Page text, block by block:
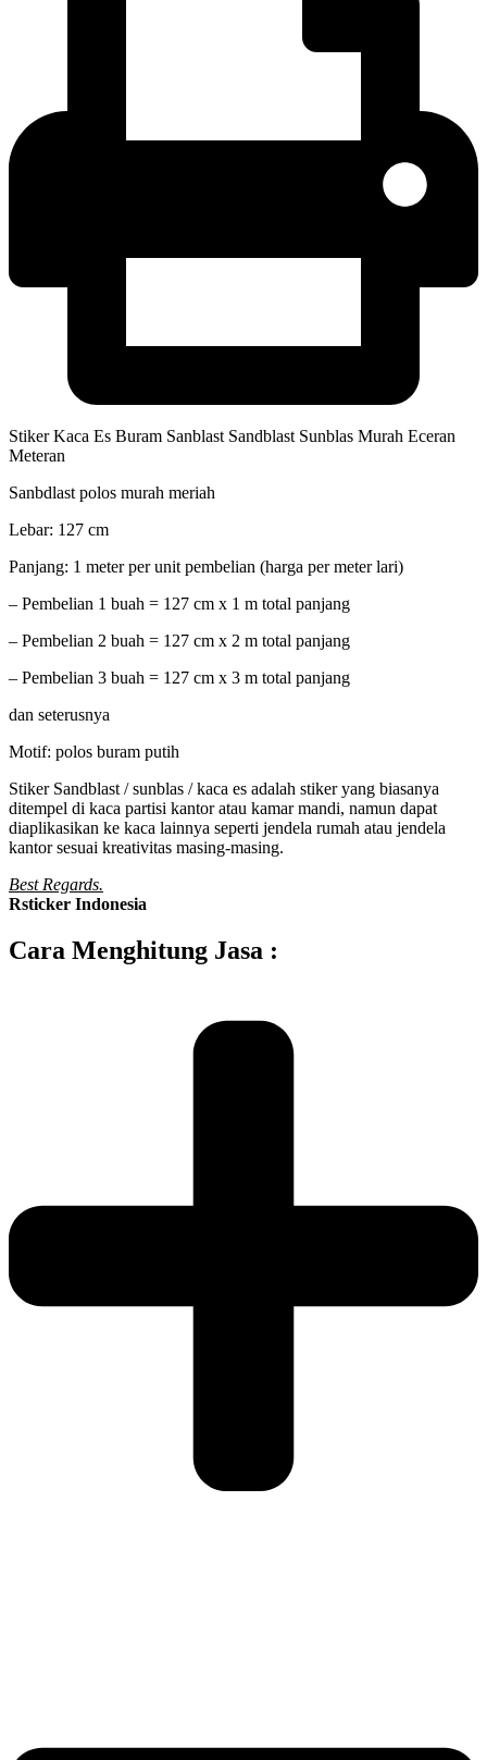
Stiker Kaca Es Buram Sanblast Sandblast Sunblas Murah Eceran
Meteran
Sanbdlast polos murah meriah
Lebar: 127 cm
Panjang: 1 meter per unit pembelian (harga per meter lari)
– Pembelian 1 buah = 127 cm x 1 m total panjang
– Pembelian 2 buah = 127 cm x 2 m total panjang
– Pembelian 3 buah = 127 cm x 3 m total panjang
dan seterusnya
Motif: polos buram putih
Stiker Sandblast / sunblas / kaca es adalah stiker yang biasanya
ditempel di kaca partisi kantor atau kamar mandi, namun dapat
diaplikasikan ke kaca lainnya seperti jendela rumah atau jendela
kantor sesuai kreativitas masing-masing.
Best Regards.
Rsticker Indonesia
Cara Menghitung Jasa :